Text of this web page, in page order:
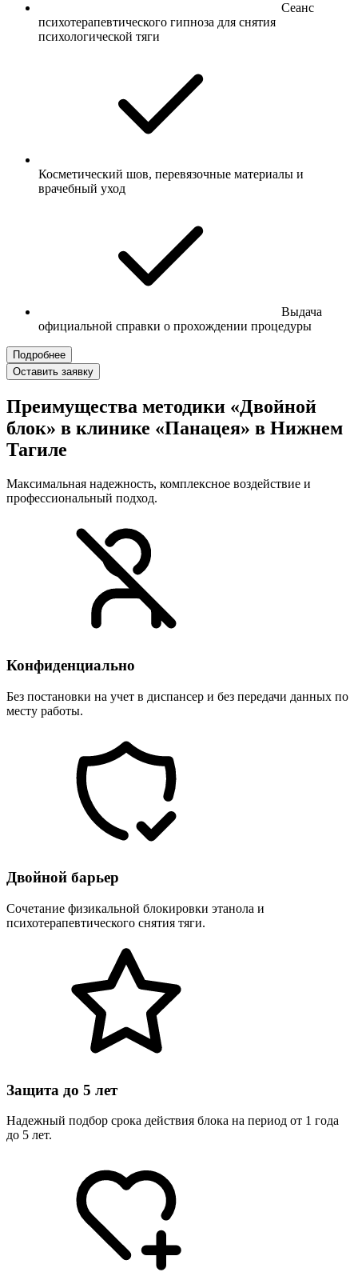
Сеанс
психотерапевтического гипноза для снятия
психологической тяги
Косметический шов, перевязочные материалы и
врачебный уход
Выдача
официальной справки о прохождении процедуры
Подробнее
Оставить заявку
Преимущества методики «Двойной
блок» в клинике «Панацея» в Нижнем
Тагиле
Максимальная надежность, комплексное воздействие и
профессиональный подход.
Конфиденциально
Без постановки на учет в диспансер и без передачи данных по
месту работы.
Двойной барьер
Сочетание физикальной блокировки этанола и
психотерапевтического снятия тяги.
Защита до 5 лет
Надежный подбор срока действия блока на период от 1 года
до 5 лет.